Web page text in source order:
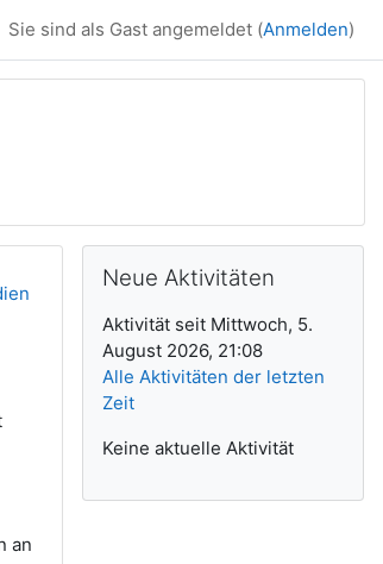
Sie sind als Gast angemeldet (Anmelden)
an
Neue Aktivitäten
Aktivität seit Mittwoch, 5.
August 2026, 21:08
Alle Aktivitäten der letzten
Zeit
Keine aktuelle Aktivität